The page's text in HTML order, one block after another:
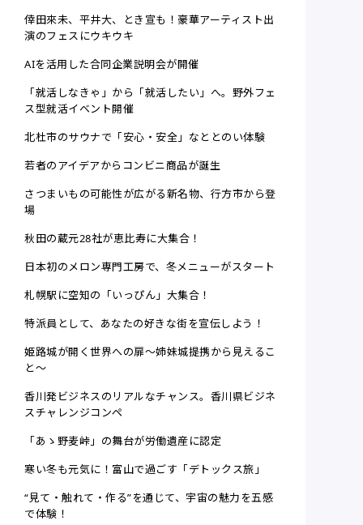
倖田來未、平井大、とき宣も！豪華アーティスト出
演のフェスにウキウキ
AIを活用した合同企業説明会が開催
「就活しなきゃ」から「就活したい」へ。野外フェ
ス型就活イベント開催
北杜市のサウナで「安心・安全」なととのい体験
若者のアイデアからコンビニ商品が誕生
さつまいもの可能性が広がる新名物、行方市から登
場
秋田の蔵元28社が恵比寿に大集合！
日本初のメロン専門工房で、冬メニューがスタート
札幌駅に空知の「いっぴん」大集合！
特派員として、あなたの好きな街を宣伝しよう！
姫路城が開く世界への扉～姉妹城提携から見えるこ
と～
香川発ビジネスのリアルなチャンス。香川県ビジネ
スチャレンジコンペ
「あゝ野麦峠」の舞台が労働遺産に認定
寒い冬も元気に！富山で過ごす「デトックス旅」
“見て・触れて・作る”を通じて、宇宙の魅力を五感
で体験！